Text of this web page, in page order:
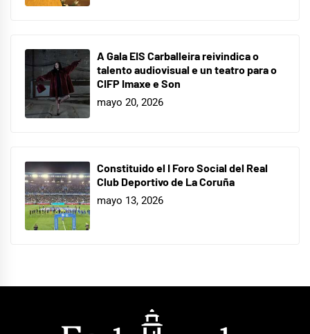
A Gala EIS Carballeira reivindica o
talento audiovisual e un teatro para o
CIFP Imaxe e Son
mayo 20, 2026
Constituido el I Foro Social del Real
Club Deportivo de La Coruña
mayo 13, 2026